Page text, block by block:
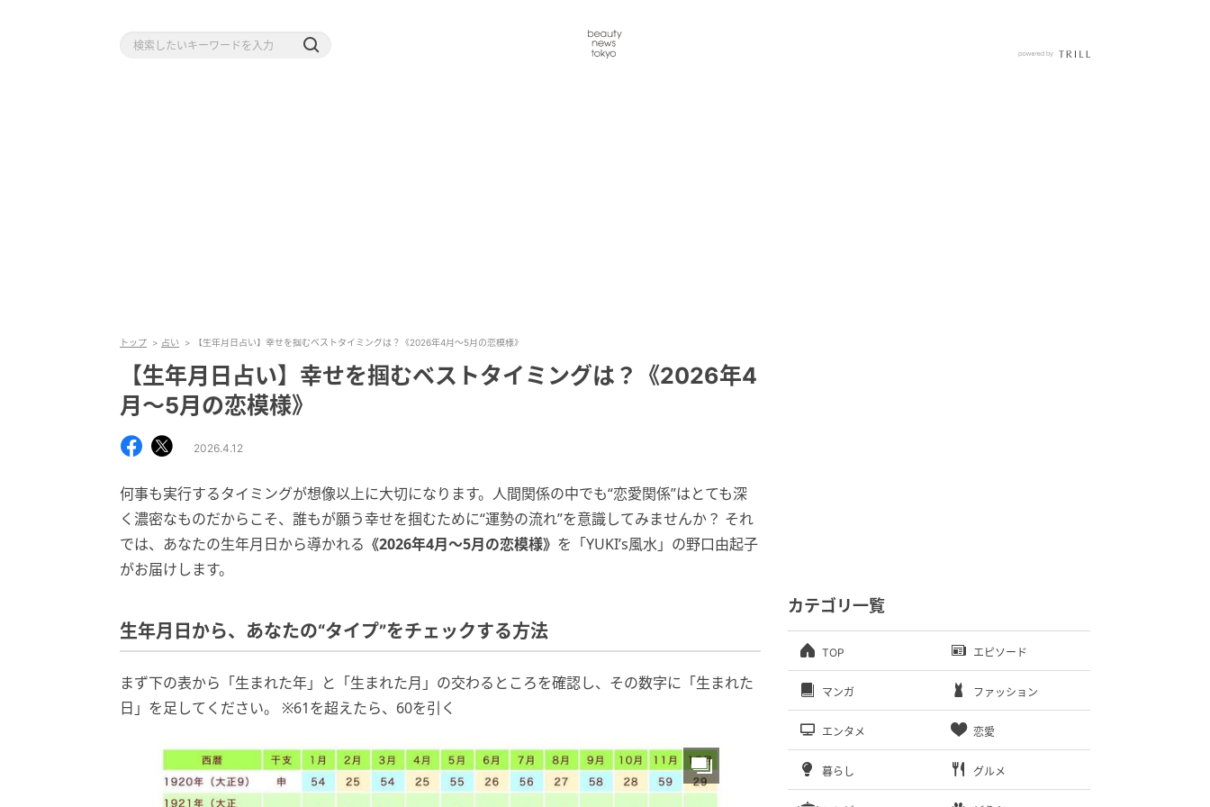
トップ 占い 【生年月日占い】幸せを掴むベストタイミングは？《2026年4月～5月の恋模様》
【生年月日占い】幸せを掴むベストタイミングは？《2026年4
月～5月の恋模様》
2026.4.12
何事も実行するタイミングが想像以上に大切になります。人間関係の中でも“恋愛関係”はとても深
く濃密なものだからこそ、誰もが願う幸せを掴むために“運勢の流れ”を意識してみませんか？ それ
では、あなたの生年月日から導かれる 《2026年4月〜5月の恋模様》 を「YUKI’s風水」の野口由起子
がお届けします。
生年月日から、あなたの“タイプ”をチェックする方法
まず下の表から「生まれた年」と「生まれた月」の交わるところを確認し、その数字に「生まれた
日」を足してください。 ※61を超えたら、60を引く
カテゴリ一覧
TOP エピソード
マンガ ファッション
エンタメ 恋愛
暮らし グルメ